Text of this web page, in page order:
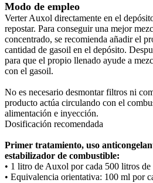
Modo de empleo
Verter Auxol directamente en el
repostar. Para conseguir una mejor
concentrado, se recomienda añadir el
cantidad de gasoil en el depósito.
para que el propio llenado ayude a
con el gasoil.
No es necesario desmontar filtros ni
producto actúa circulando con el
alimentación e inyección.
Dosificación recomendada
Primer tratamiento, uso
estabilizador de combustible:
• 1 litro de Auxol por cada 500 litros de
• Equivalencia orientativa: 100 ml por